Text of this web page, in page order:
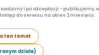
i po akceptacji - publikujemy,
do serwisu na okres 2 miesięcy.
ten temat
dziale)